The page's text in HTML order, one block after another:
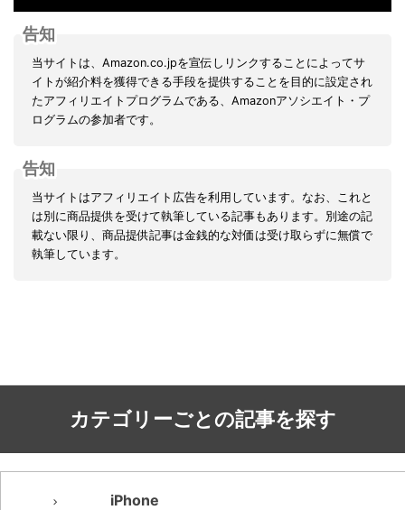
告知
当サイトは、Amazon.co.jpを宣伝しリンクすることによってサ
イトが紹介料を獲得できる手段を提供することを目的に設定され
たアフィリエイトプログラムである、Amazonアソシエイト・プ
ログラムの参加者です。
告知
当サイトはアフィリエイト広告を利用しています。なお、これと
は別に商品提供を受けて執筆している記事もあります。別途の記
載ない限り、商品提供記事は金銭的な対価は受け取らずに無償で
執筆しています。
カテゴリーごとの記事を探す
iPhone